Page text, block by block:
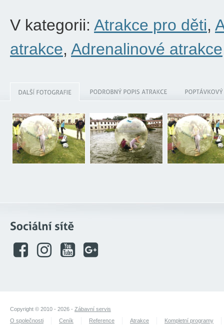
V kategorii: Atrakce pro děti,
atrakce, Adrenalinové atrakce
Copyright © 2010 - 2026 - Zábavní servis
O společnosti
Ceník Reference Atrakce Kompletní programy